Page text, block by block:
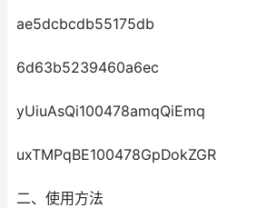
ae5dcbcdb55175db
6d63b5239460a6ec
yUiuAsQi100478amqQiEmq
uxTMPqBE100478GpDokZGR
二、使用方法